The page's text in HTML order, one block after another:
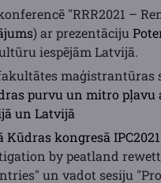
"RRR2021 –
) ar prezentāciju
iespējām Latvijā.
purvu un mitro pļavu
un Latvijā
kongresā IPC2021
by peatland
un vadot sesiju